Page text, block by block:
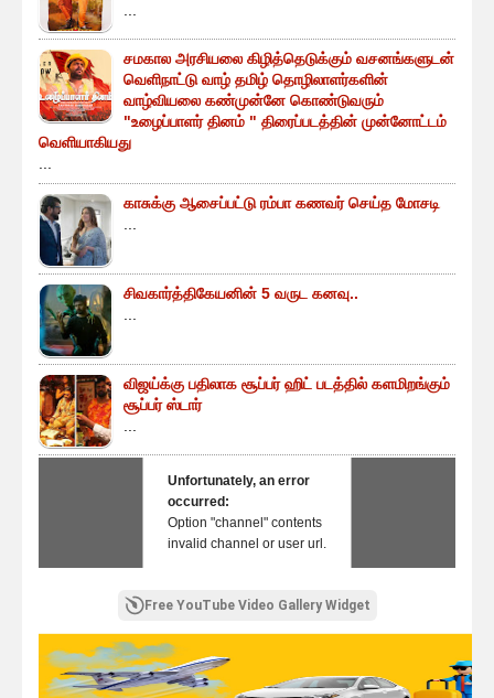
சமகால அரசியலை கிழித்தெடுக்கும் வசனங்களுடன்
வெளிநாட்டு வாழ் தமிழ் தொழிலாளர்களின்
வாழ்வியலை கண்முன்னே கொண்டுவரும்
"உழைப்பாளர் தினம் " திரைப்படத்தின் முன்னோட்டம்
வெளியாகியது
காசுக்கு ஆசைப்பட்டு ரம்பா கணவர் செய்த மோசடி
சிவகார்த்திகேயனின் 5 வருட கனவு..
விஜய்க்கு பதிலாக சூப்பர் ஹிட் படத்தில் களமிறங்கும்
சூப்பர் ஸ்டார்
Unfortunately, an error
occurred:
Option "channel" contents
invalid channel or user url.
Free YouTube Video Gallery Widget